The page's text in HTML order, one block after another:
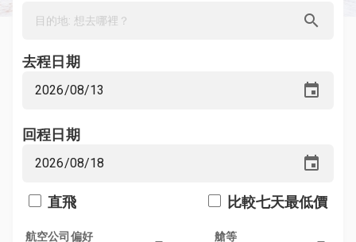
search
去程日期
event
回程日期
event
直飛 比較七天最低價
航空公司偏好 艙等